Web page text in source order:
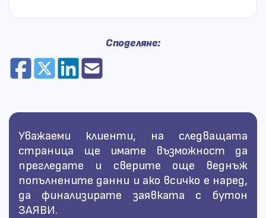
След приключването на заявката,
споразумението ще бъде достъпно за
изтегляне.
потребител, споразумението ще бъде
достъпно и във вашия потребителски
профил.
Споделяне:
Уважаеми клиенти, на следващата
страница ще имате възможност да
прегледате и сверите още веднъж
попълнените данни и ако всичко е наред,
да финализирате заявката с бутон
ЗАЯВИ.